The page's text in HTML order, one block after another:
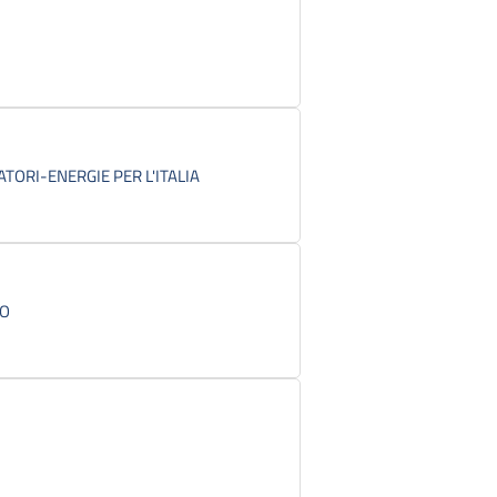
ENERGIE PER L'ITALIA